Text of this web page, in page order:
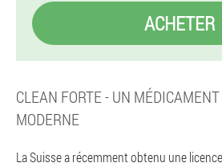
ACHETER
CLEAN FORTE - UN
MODERNE
La Suisse a récemment obtenu une